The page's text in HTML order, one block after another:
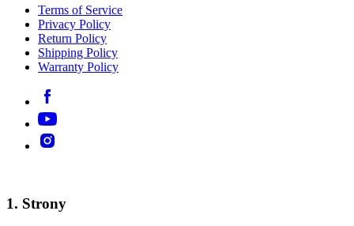
Terms of Service
Privacy Policy
Return Policy
Shipping Policy
Warranty Policy
1. Strony